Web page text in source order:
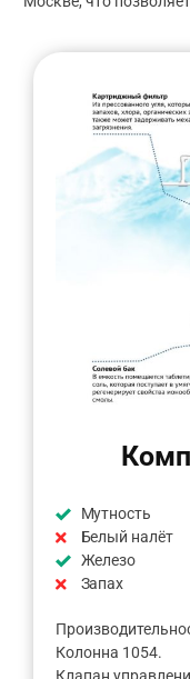
Мутность
Белый налёт
Железо
Запах
Колонна 1054.